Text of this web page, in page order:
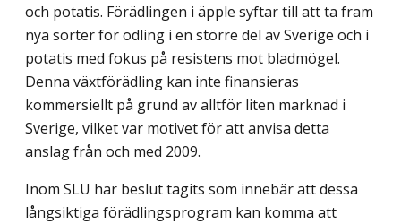
och potatis. Förädlingen i äpple syftar till att ta fram
nya sorter för odling i en större del av Sverige och i
potatis med fokus på resistens mot bladmögel.
Denna växtförädling kan inte finansieras
kommersiellt på grund av alltför liten marknad i
Sverige, vilket var motivet för att anvisa detta
anslag från och med 2009.
Inom SLU har beslut tagits som innebär att dessa
långsiktiga förädlingsprogram kan komma att